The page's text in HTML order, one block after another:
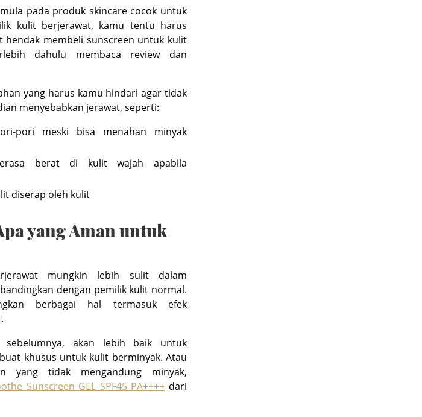
pada produk skincare cocok untuk
kulit berjerawat, kamu tentu harus
hendak membeli sunscreen untuk kulit
dahulu membaca review dan
yang harus kamu hindari agar tidak
menyebabkan jerawat, seperti:
pori meski bisa menahan minyak
berat di kulit wajah apabila
diserap oleh kulit
yang Aman untuk
mungkin lebih sulit dalam
dengan pemilik kulit normal.
berbagai hal termasuk efek
akan lebih baik untuk
khusus untuk kulit berminyak. Atau
yang tidak mengandung minyak,
Sunscreen GEL SPF45 PA++++ dari